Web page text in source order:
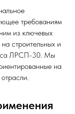
требованиям
из ключевых
строительных и
ЛРСП-30. Мы
на